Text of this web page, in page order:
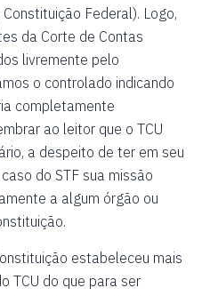
Federal). Logo,
da Corte de Contas
livremente pelo
o controlado indicando
completamente
ao leitor que o TCU
a despeito de ter em seu
do STF sua missão
a algum órgão ou
estabeleceu mais
TCU do que para ser